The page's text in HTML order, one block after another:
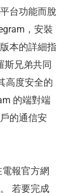
台功能而脫
，安裝
本的詳細指
斯兄弟共同
高度安全的
的端對端
的通信安
報官方網
若要完成